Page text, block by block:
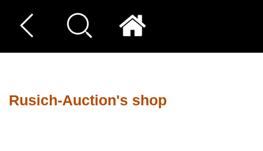
Rusich-Auction's shop